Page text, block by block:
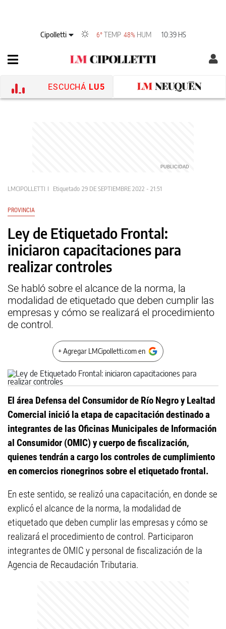
Cipolletti 6° TEMP 48% HUM 10:39 HS
ESCUCHÁ LU5
LMCIPOLLETTI Etiquetado 29 DE SEPTIEMBRE 2022 - 21:51
PROVINCIA
Ley de Etiquetado Frontal:
iniciaron capacitaciones para
realizar controles
Se habló sobre el alcance de la norma, la
modalidad de etiquetado que deben cumplir las
empresas y cómo se realizará el procedimiento
de control.
+ Agregar LMCipolletti.com en
El área Defensa del Consumidor de Río Negro y Lealtad
Comercial inició la etapa de capacitación destinado a
integrantes de las Oficinas Municipales de Información
al Consumidor (OMIC) y cuerpo de fiscalización,
quienes tendrán a cargo los controles de cumplimiento
en comercios rionegrinos sobre el etiquetado frontal.
En este sentido, se realizó una capacitación, en donde se
explicó el alcance de la norma, la modalidad de
etiquetado que deben cumplir las empresas y cómo se
realizará el procedimiento de control. Participaron
integrantes de OMIC y personal de fiscalización de la
Agencia de Recaudación Tributaria.